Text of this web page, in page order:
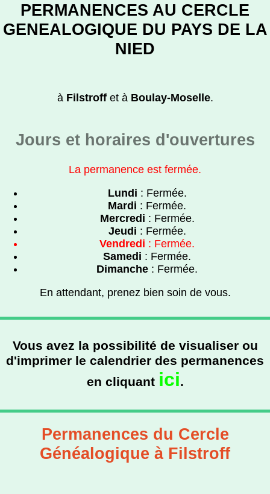
PERMANENCES AU CERCLE
GENEALOGIQUE DU PAYS DE LA
NIED
à Filstroffet à Boulay-Moselle.
Jours et horaires d'ouvertures
La permanence est fermée.
Lundi : Fermée.
Mardi : Fermée.
Mercredi : Fermée.
Jeudi : Fermée.
Vendredi : Fermée.
Samedi : Fermée.
Dimanche : Fermée.
En attendant, prenez bien soin de vous.
Vous avez la possibilité de visualiser ou
d'imprimer le calendrier des permanences
en cliquant ici.
Permanences du Cercle
Généalogique à Filstroff